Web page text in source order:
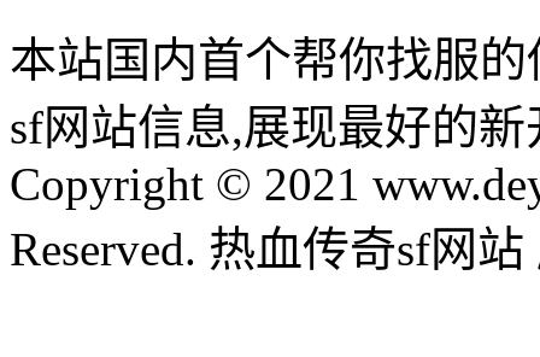
本站国内首个帮你找服
sf网站信息,展现最好的
Copyright © 2021
Reserved. 热血传奇sf网